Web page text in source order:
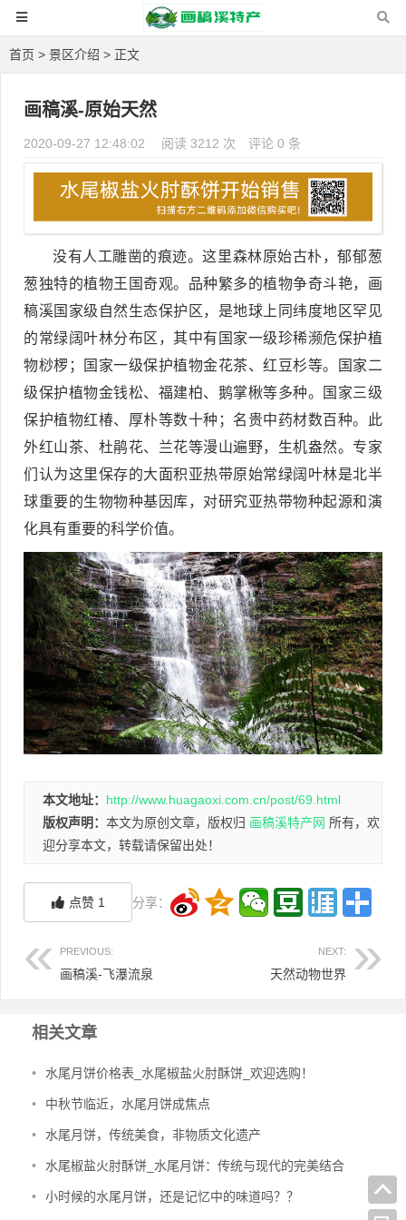
首页 > 景区介绍 > 正文
画稿溪-原始天然
2020-09-27 12:48:02 阅读 3212 次 评论 0 条
没有人工雕凿的痕迹。这里森林原始古朴，郁郁葱
葱独特的植物王国奇观。品种繁多的植物争奇斗艳，画
稿溪国家级自然生态保护区，是地球上同纬度地区罕见
的常绿阔叶林分布区，其中有国家一级珍稀濒危保护植
物桫椤；国家一级保护植物金花茶、红豆杉等。国家二
级保护植物金钱松、福建柏、鹅掌楸等多种。国家三级
保护植物红椿、厚朴等数十种；名贵中药材数百种。此
外红山茶、杜鹃花、兰花等漫山遍野，生机盎然。专家
们认为这里保存的大面积亚热带原始常绿阔叶林是北半
球重要的生物物种基因库，对研究亚热带物种起源和演
化具有重要的科学价值。
本文地址： http://www.huagaoxi.com.cn/post/69.html
版权声明： 本文为原创文章，版权归 画稿溪特产网 所有，欢
迎分享本文，转载请保留出处！
点赞 1 分享：
PREVIOUS:
画稿溪-飞瀑流泉
NEXT:
天然动物世界
相关文章
• 水尾月饼价格表_水尾椒盐火肘酥饼_欢迎选购！
• 中秋节临近，水尾月饼成焦点
• 水尾月饼，传统美食，非物质文化遗产
• 水尾椒盐火肘酥饼_水尾月饼：传统与现代的完美结合
• 小时候的水尾月饼，还是记忆中的味道吗？？